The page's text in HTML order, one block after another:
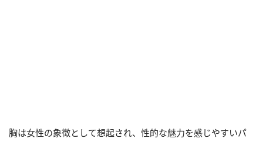
胸は女性の象徴として想起され、性的な魅力を感じやすいパ